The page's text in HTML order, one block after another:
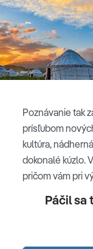
Poznávanie tak
prísľubom
kultúra,
dokonalé kúzlo.
pričom vám pri
Páčil sa